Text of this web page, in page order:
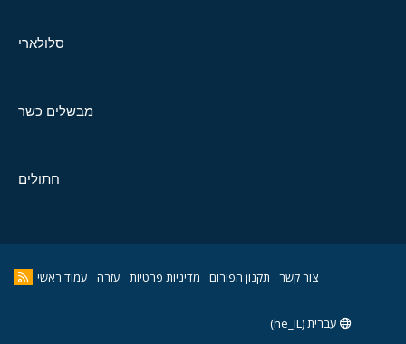
סלולארי
מבשלים כשר
חתולים
צור קשר תקנון הפורום מדיניות פרטיות עזרה עמוד ראשי
עברית (he_IL)